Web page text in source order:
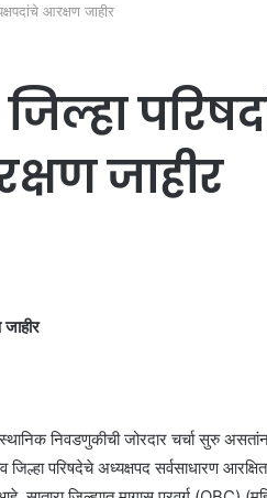
आरक्षण जाहीर
जाहीर
निवडणुकीची जोरदार चर्चा सुरु
परिषदेचे अध्यक्षपद सर्वसाधारण